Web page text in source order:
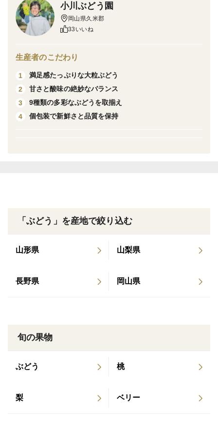
甘みたっぷりの濃密果汁はデザートやフルーツプレート
にぴったりです。
冷蔵保存です。 ひんやりした食感も醍醐味ですが、あ
まり冷やしすぎると甘さを感じにくくなってしまうので
食べる２～３時間前に冷蔵庫の野菜室で冷やすことをお
すすめします。
を提供することを目指しています。
※画像は一部イメージです。
小川ぶどう園
岡山県久米郡
33いいね
生産者のこだわり
1
満足感たっぷりな大粒ぶどう
2
甘さと酸味の絶妙なバランス
3
9種類の多彩なぶどうを取揃え
4
個包装で新鮮さと品質を保持
「ぶどう」を産地で絞り込む
山形県 山梨県
長野県 岡山県
旬の果物
ぶどう 桃
梨 ベリー